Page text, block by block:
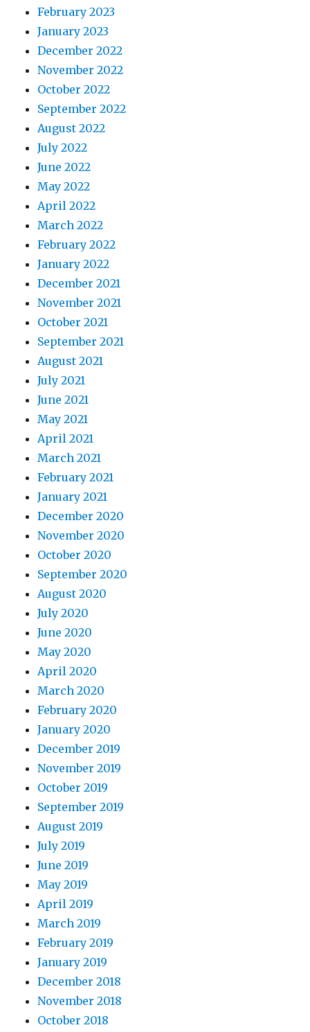
February 2023
January 2023
December 2022
November 2022
October 2022
September 2022
August 2022
July 2022
June 2022
May 2022
April 2022
March 2022
February 2022
January 2022
December 2021
November 2021
October 2021
September 2021
August 2021
July 2021
June 2021
May 2021
April 2021
March 2021
February 2021
January 2021
December 2020
November 2020
October 2020
September 2020
August 2020
July 2020
June 2020
May 2020
April 2020
March 2020
February 2020
January 2020
December 2019
November 2019
October 2019
September 2019
August 2019
July 2019
June 2019
May 2019
April 2019
March 2019
February 2019
January 2019
December 2018
November 2018
October 2018